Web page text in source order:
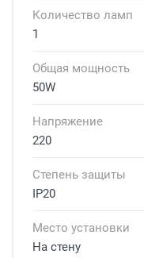
Количество ламп
1
Общая мощность
50W
Напряжение
220
Степень защиты
IP20
Место установки
На стену